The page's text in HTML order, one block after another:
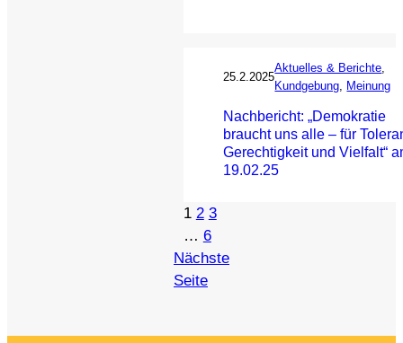
25.2.2025
Aktuelles & Berichte
Kundgebung Meinung
Nachbericht: „Demokratie
braucht uns alle – für
Gerechtigkeit und Vielfalt“
19.02.25
1 2 3
… 6
Nächste
Seite